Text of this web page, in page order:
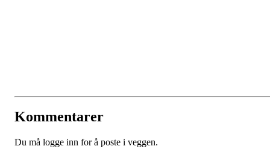
Kommentarer
Du må logge inn for å poste i veggen.